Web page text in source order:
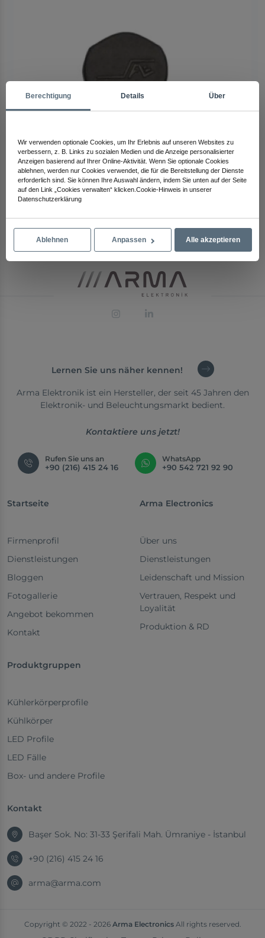
801 ASL Kunststoffabdeckung
Lernen Sie uns näher kennen!
Arma Elektronik ist ein Hersteller, der seit 45 Jahren den
Elektronik- und Beleuchtungsmarkt bedient.
Kontaktiere uns jetzt!
Rufen Sie uns an
+90 (216) 415 24 16
WhatsApp
+90 542 721 92 90
Startseite
Firmenprofil
Dienstleistungen
Bloggen
Fotogallerie
Angebot bekommen
Kontakt
Arma Electronics
Über uns
Dienstleistungen
Leidenschaft und Mission
Vertrauen, Respekt und
Loyalität
Produktion & RD
Produktgruppen
Kühlerkörperprofile
Kühlkörper
LED Profile
LED Fälle
Box- und andere Profile
Kontakt
Başer Sok. No: 31-33 Şerifali Mah. Ümraniye - İstanbul
+90 (216) 415 24 16
arma@arma.com
Copyright © 2022 - 2026 Arma ElectronicsAll rights reserved.
Berechtigung Details Über
Wir verwenden optionale Cookies, um Ihr Erlebnis auf unseren Websites zu
verbessern, z. B. Links zu sozialen Medien und die Anzeige personalisierter
Anzeigen basierend auf Ihrer Online-Aktivität. Wenn Sie optionale Cookies
ablehnen, werden nur Cookies verwendet, die für die Bereitstellung der Dienste
erforderlich sind. Sie können Ihre Auswahl ändern, indem Sie unten auf der Seite
auf den Link „Cookies verwalten“ klicken.Cookie-Hinweis in unserer
Datenschutzerklärung
Ablehnen Anpassen Alle akzeptieren